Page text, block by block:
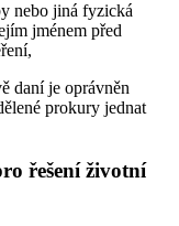
nebo jiná fyzická
jménem před
daní je oprávněn
prokury jednat
řešení životní